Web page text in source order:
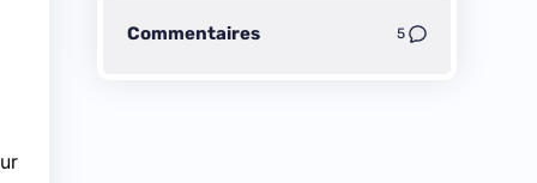
Commentaires 5